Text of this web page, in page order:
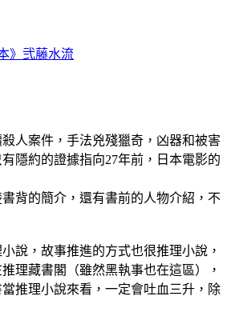
》弐藤水流
人案件，手法兇殘獵奇，凶器和被害
隱約的證據指向27年前，日本電影的
背的簡介，還有書前的人物介紹，不
說，故事推進的方式也很推理小說，
理藏書閣（雖然黑執事也在這區），
推理小說來看，一定會吐血三升，除